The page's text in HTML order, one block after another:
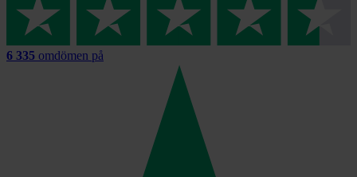
6 335 omdömen på